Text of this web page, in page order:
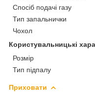
Спосіб подачі газу
Тип запальнички
Чохол
Користувальницькі
Розмір
Тип підпалу
Приховати